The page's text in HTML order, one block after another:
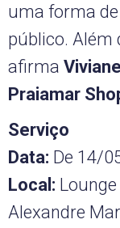
uma forma
público. Além
afirma
Praiamar
Serviço
Data: De 14/
Local:
Alexandre